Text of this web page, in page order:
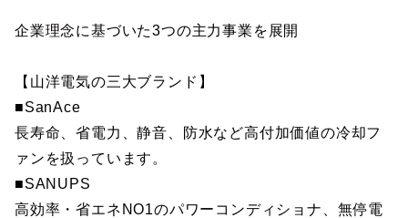
企業理念に基づいた3つの主力事業を展開
【山洋電気の三大ブランド】
■SanAce
長寿命、省電力、静音、防水など高付加価値の冷却フ
ァンを扱っています。
■SANUPS
高効率・省エネNO1のパワーコンディショナ、無停電